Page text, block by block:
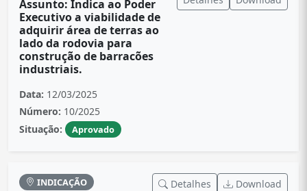
Assunto: Indica ao Poder
Executivo a viabilidade de
adquirir área de terras ao
lado da rodovia para
construção de barracões
industriais.
Data: 12/03/2025
Número: 10/2025
Situação:
Aprovado
INDICAÇÃO Detalhes Download